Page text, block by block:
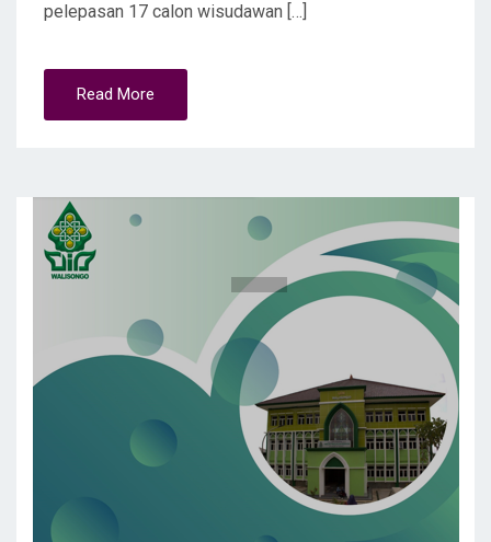
pelepasan 17 calon wisudawan […]
Read More